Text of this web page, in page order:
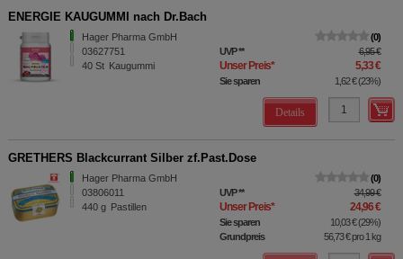
ENERGIE KAUGUMMI nach Dr.Bach
Hager Pharma GmbH
03627751
40 St Kaugummi
0
UVP** 6,95 €
Unser Preis* 5,33 €
Sie sparen 1,62 €(23%)
Details
GRETHERS Blackcurrant Silber zf.Past.Dose
Hager Pharma GmbH
03806011
440 g Pastillen
0
UVP** 34,99 €
Unser Preis* 24,96 €
Sie sparen 10,03 €(29%)
Grundpreis
56,73 €pro 1 kg